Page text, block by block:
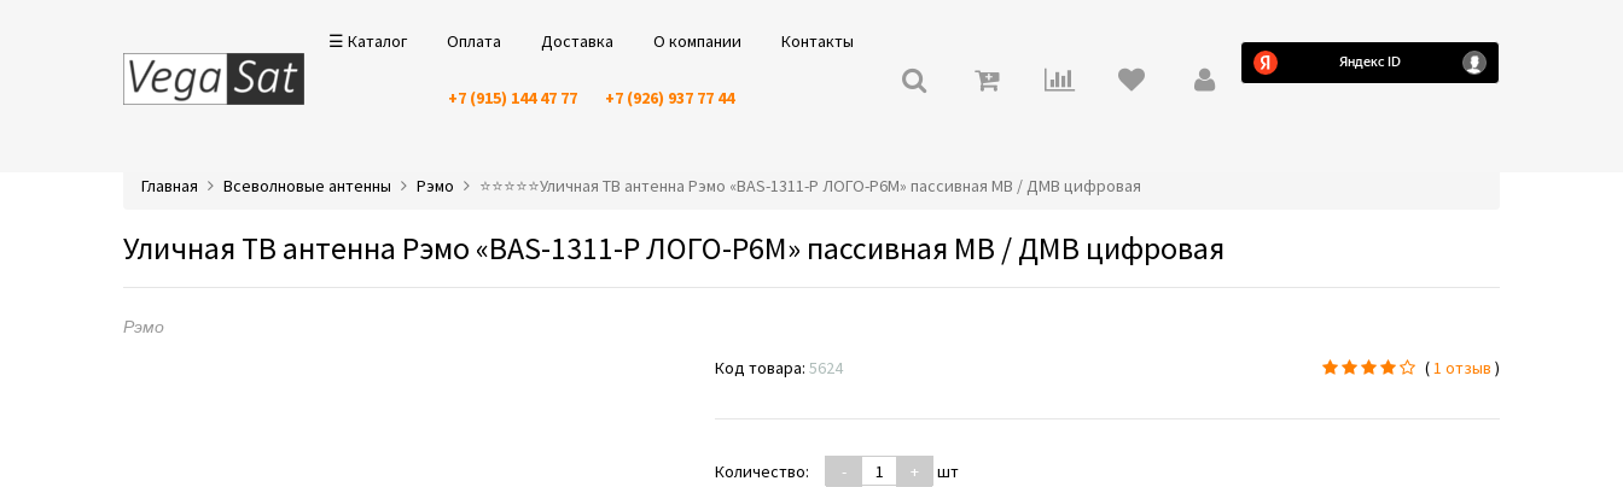
☰ Каталог Оплата Доставка О компании Контакты
+7 (915) 144 47 77 +7 (926) 937 77 44
Главная Всеволновые антенны Рэмо ⭐️⭐️⭐️⭐️⭐️Уличная ТВ антенна Рэмо «BAS-1311-P ЛОГО-Р6М» пассивная МВ / ДМВ цифровая
Уличная ТВ антенна Рэмо «BAS-1311-P ЛОГО-Р6М» пассивная МВ / ДМВ цифровая
Рэмо
Код товара:5624 (1 отзыв )
Количество: - + шт